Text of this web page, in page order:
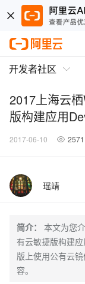
开发者社区
2017上海云
版构建应用
2017-06-10 2571
瑶靖
简介：
本文为您
有云敏捷版构建
版上使用公有云
容。